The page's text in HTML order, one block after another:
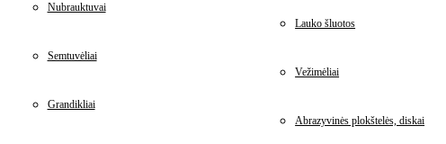
Nubrauktuvai
Lauko šluotos
Semtuvėliai
Vežimėliai
Grandikliai
Abrazyvinės plokštelės, diskai